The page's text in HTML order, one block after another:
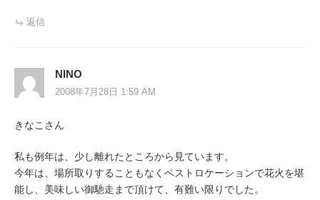
返信
NINO
2008年7月28日 1:59 AM
きなこさん
私も例年は、少し離れたところから見ています。
今年は、場所取りすることもなくベストロケーションで花火を堪
能し、美味しい御馳走まで頂けて、有難い限りでした。